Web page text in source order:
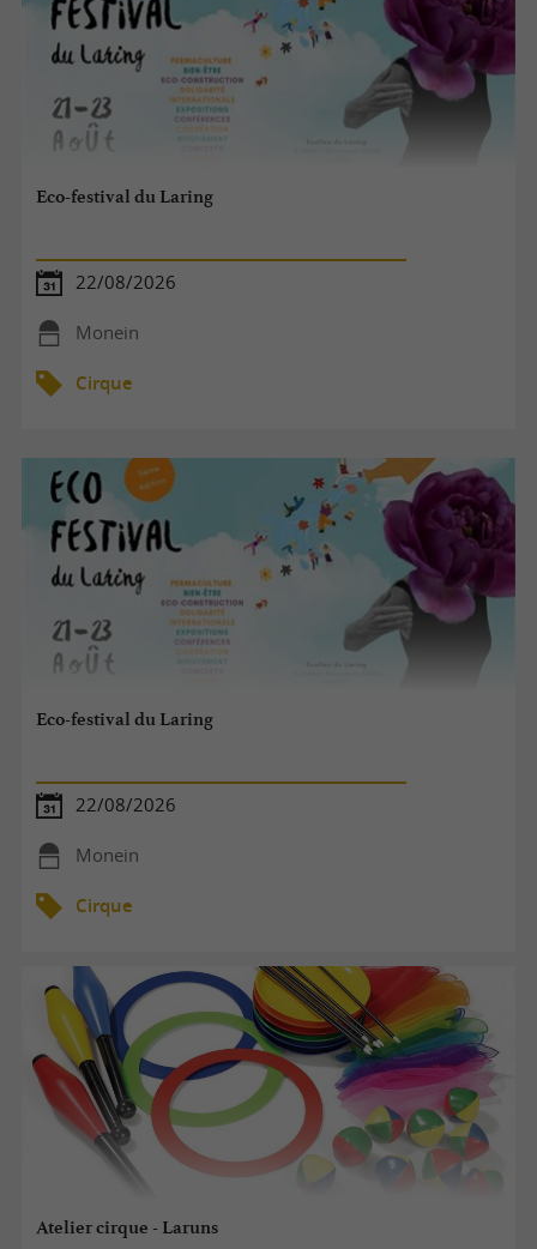
Eco-festival du Laring
22/08/2026
Monein
Cirque
Eco-festival du Laring
22/08/2026
Monein
Cirque
Atelier cirque - Laruns